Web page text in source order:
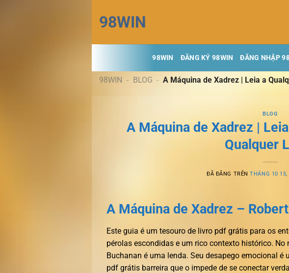
đến
nội
dung
98WIN
98WIN ĐĂNG KÝ 98WIN ĐĂNG NHẬP
98WIN - BLOG - A Máquina de Xadrez | Leia a
BLOG
A Máquina de Xadrez |
Qualquer
ĐÃ ĐĂNG TRÊNTHÁNG 10 15,
A Máquina de Xadrez –
Este guia é um tesouro de livro pdf grátis para os
pérolas escondidas e um rico contexto histórico.
Buchanan é uma lenda. Seu desapego emocional
pdf grátis barreira que o impede de se conectar